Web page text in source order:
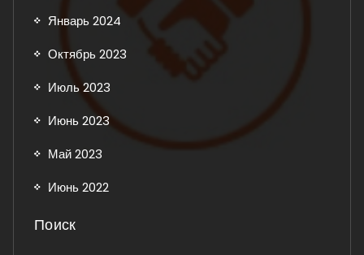
Январь 2024
Октябрь 2023
Июль 2023
Июнь 2023
Май 2023
Июнь 2022
Поиск